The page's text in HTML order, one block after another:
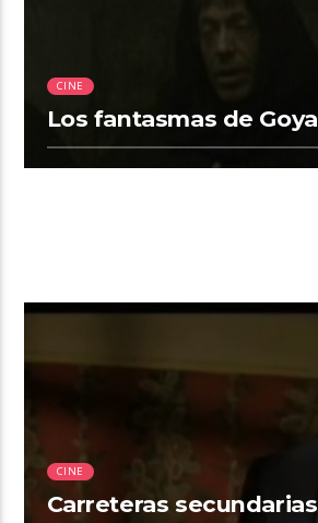
CINE
Los fantasmas de Goya
CINE
Carreteras secundarias